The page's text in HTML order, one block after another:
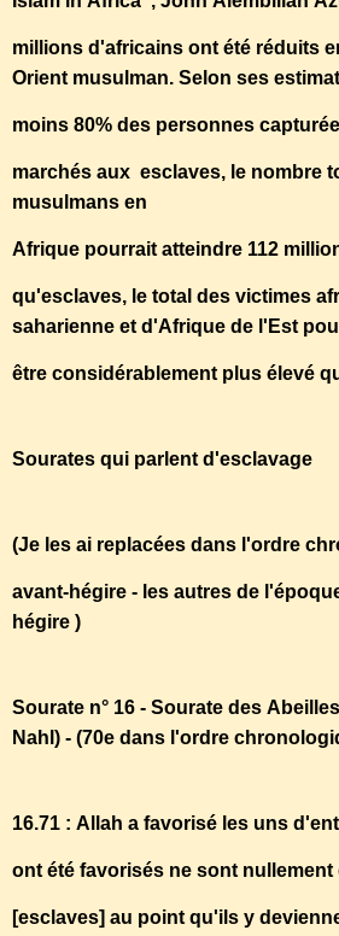
millions d'africains ont été réduits
Orient musulman. Selon ses
moins 80% des personnes
marchés aux esclaves, le nombre
musulmans en
Afrique pourrait atteindre 112
qu'esclaves, le total des victimes
saharienne et d'Afrique de l'Est
être considérablement plus élevé
Sourates qui parlent d'esclavage
(Je les ai replacées dans l'ordre
avant-hégire - les autres de
hégire )
Sourate n° 16 - Sourate des
Nahl) - (70e dans l'ordre
16.71 : Allah a favorisé les uns
ont été favorisés ne sont
[esclaves] au point qu'ils y